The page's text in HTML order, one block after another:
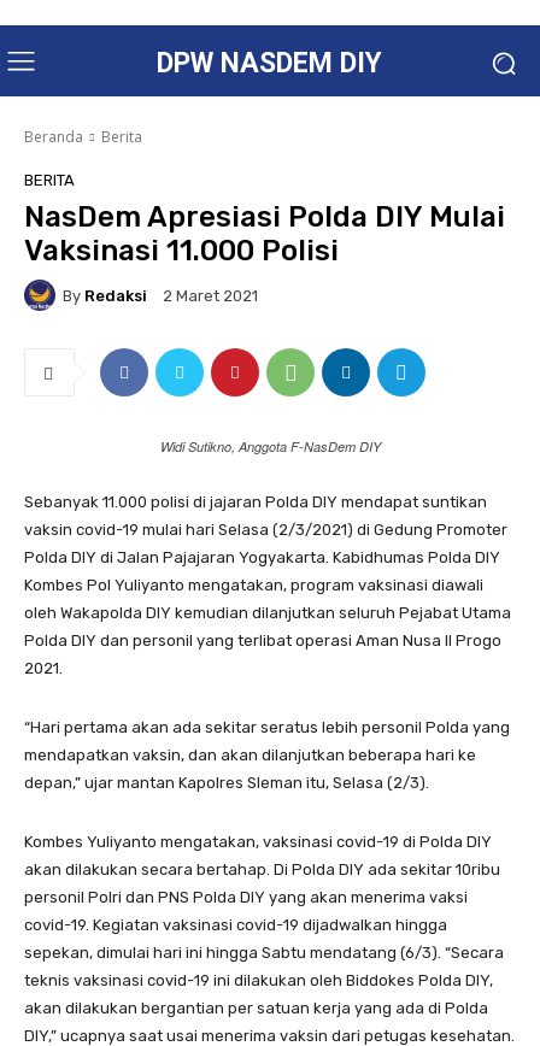
DPW NASDEM DIY
Beranda Berita
BERITA
NasDem Apresiasi Polda DIY Mulai
Vaksinasi 11.000 Polisi
By Redaksi 2 Maret 2021
Widi Sutikno, Anggota F-NasDem DIY
Sebanyak 11.000 polisi di jajaran Polda DIY mendapat suntikan
vaksin covid-19 mulai hari Selasa (2/3/2021) di Gedung Promoter
Polda DIY di Jalan Pajajaran Yogyakarta. Kabidhumas Polda DIY
Kombes Pol Yuliyanto mengatakan, program vaksinasi diawali
oleh Wakapolda DIY kemudian dilanjutkan seluruh Pejabat Utama
Polda DIY dan personil yang terlibat operasi Aman Nusa II Progo
2021.
“Hari pertama akan ada sekitar seratus lebih personil Polda yang
mendapatkan vaksin, dan akan dilanjutkan beberapa hari ke
depan,” ujar mantan Kapolres Sleman itu, Selasa (2/3).
Kombes Yuliyanto mengatakan, vaksinasi covid-19 di Polda DIY
akan dilakukan secara bertahap. Di Polda DIY ada sekitar 10ribu
personil Polri dan PNS Polda DIY yang akan menerima vaksi
covid-19. Kegiatan vaksinasi covid-19 dijadwalkan hingga
sepekan, dimulai hari ini hingga Sabtu mendatang (6/3). “Secara
teknis vaksinasi covid-19 ini dilakukan oleh Biddokes Polda DIY,
akan dilakukan bergantian per satuan kerja yang ada di Polda
DIY,” ucapnya saat usai menerima vaksin dari petugas kesehatan.